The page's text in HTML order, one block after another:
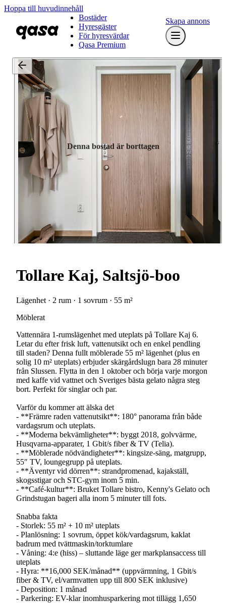
Hoppa till huvudinnehåll
Bostäder
Hyresgäster
För hyresvärdar
Qasa Premium
Skapa annons
Denna bostad är borttagen
Tollare Kaj, Saltsjö-boo
Lägenhet · 2 rum · 1 sovrum · 55 m²
Möblerat
Vattennära 1-rumslägenhet med uteplats på Tollare Kaj 6.
Letar du efter frisk luft, vattenutsikt och en enkel pendling
till staden? Denna fullt möblerade 55 m² lägenhet (plus en
solig 10 m² uteplats) erbjuder skärgårdslugn bara 28 minuter
från Slussen. Flytta in den 1 oktober och börja varje morgon
med kaffe vid vattnet och Sveriges bästa gelato några steg
bort. Perfekt för singlar och par.
Varför du kommer att älska det
- **Främre raden vattenutsikt**: 180° panorama från både
vardagsrum och uteplats.
- **Moderna bekvämligheter**: byggt 2018, golvvärme,
Husqvarna-apparater, 1 Gbit/s fiber & TV (Telia).
- **Möblerade nödvändigheter**: kingsize-säng, matgrupp,
55″ TV, loungegrupp på uteplats.
- **Äventyr vid dörren**: strandpromenad, kajakställ,
skogsstigar och STC-gym inom 5 min.
- **Café-kultur**: Bruket Tollare bistro, Kenny's Gelato och
Grindstugan bageri alla inom 5 minuter till fots.
Snabba fakta
- Storlek: 55 m² + 10 m² uteplats
- Planlösning: 1 sovrum, öppet kök/vardagsrum, kaklat
badrum med tvättmaskin/torktumlare
- Våning: 4:e (hiss) – sluttande läge ger markplansaccess till
uteplats
- Hyra: **16,000 SEK/månad** (uppvärmning, 1 Gbit/s
fiber & TV, el/varmvatten upp till 800 SEK inklusive)
- Deposition: 1 månad
- Parkering: EV-klar inomhusparkering mot tillägg 1,650